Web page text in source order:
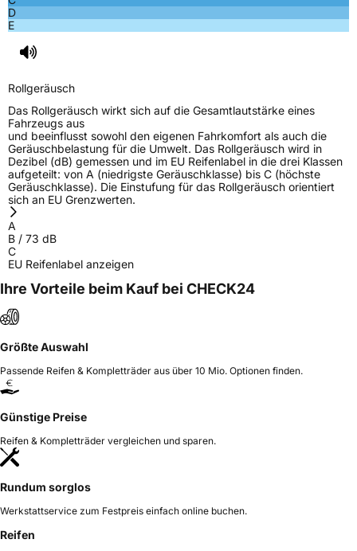
3PMSF / Schneeflockensymbol / Alpine-Symbol Nein
EPREL ID1856756
Allgemeine Produktsicherheit (GPSR)
HerstellerkontaktWindforce, Qingdao China,
Verantwortliche
D
E
Rollgeräusch
Das Rollgeräusch wirkt sich auf die Gesamtlautstärke eines
Fahrzeugs aus
und beeinflusst sowohl den eigenen Fahrkomfort als auch die
Geräuschbelastung für die Umwelt. Das Rollgeräusch wird in
Dezibel (dB) gemessen und im EU Reifenlabel in die drei Klassen
aufgeteilt: von A (niedrigste Geräuschklasse) bis C (höchste
Geräuschklasse). Die Einstufung für das Rollgeräusch orientiert
sich an EU Grenzwerten.
A
B / 73 dB
C
EU Reifenlabel anzeigen
Ihre Vorteile beim Kauf bei CHECK24
Größte Auswahl
Passende Reifen & Kompletträder aus über 10 Mio. Optionen finden.
Günstige Preise
Reifen & Kompletträder vergleichen und sparen.
Rundum sorglos
Werkstattservice zum Festpreis einfach online buchen.
Reifen